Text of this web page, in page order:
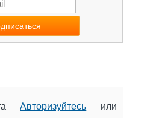
Авторизуйтесь или